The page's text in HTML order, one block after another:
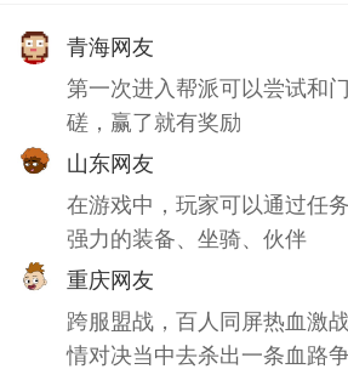
青海网友
第一次进入帮派可以尝试和
磋，赢了就有奖励
山东网友
在游戏中，玩家可以通过任
强力的装备、坐骑、伙伴
重庆网友
跨服盟战，百人同屏热血激
情对决当中去杀出一条血路